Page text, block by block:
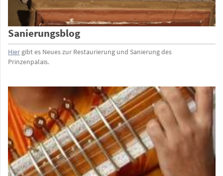
Sanierungsblog
Hier gibt es Neues zur Restaurierung und Sanierung des
Prinzenpalais.